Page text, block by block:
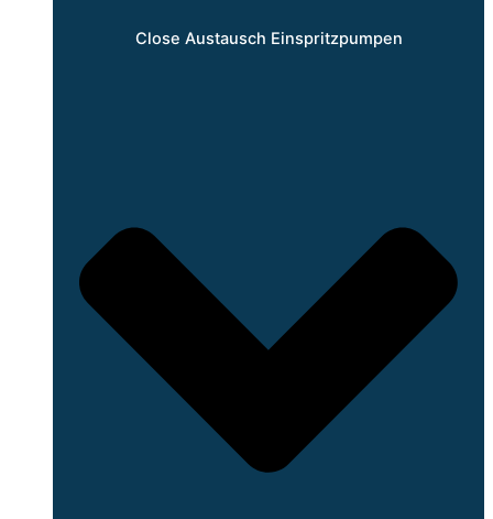
Close Austausch Einspritzpumpen